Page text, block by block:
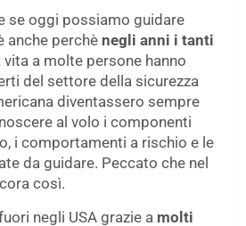
se oggi possiamo guidare
anche perchè negli anni i tanti
a molte persone hanno
del settore della sicurezza
diventassero sempre
al volo i componenti
i comportamenti a rischio e le
da guidare. Peccato che nel
così.
negli USA grazie a molti